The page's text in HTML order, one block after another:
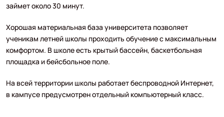
займет около 30 минут.
Хорошая материальная база университета позволяет
ученикам летней школы проходить обучение с максимальным
комфортом. В школе есть крытый бассейн, баскетбольная
площадка и бейсбольное поле.
На всей территории школы работает беспроводной Интернет,
в кампусе предусмотрен отдельный компьютерный класс.